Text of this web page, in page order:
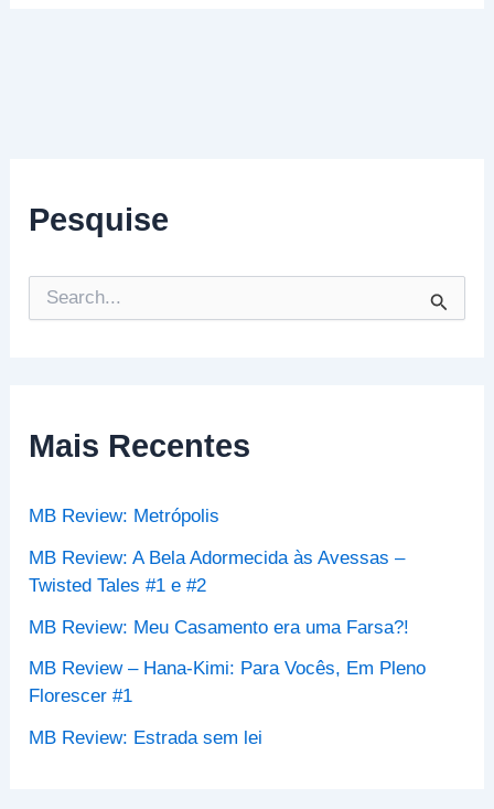
Pesquise
e
s
a
o
:
Mais Recentes
MB Review: Metrópolis
MB Review: A Bela Adormecida às Avessas –
Twisted Tales #1 e #2
MB Review: Meu Casamento era uma Farsa?!
MB Review – Hana-Kimi: Para Vocês, Em Pleno
Florescer #1
MB Review: Estrada sem lei